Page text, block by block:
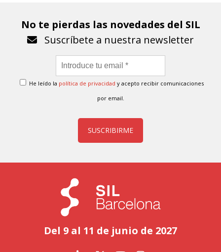
No te pierdas las novedades del SIL
Suscríbete a nuestra newsletter
He leído la política de privacidad y acepto recibir comunicaciones
por email.
SUSCRIBIRME
Del 9 al 11 de junio de 2027